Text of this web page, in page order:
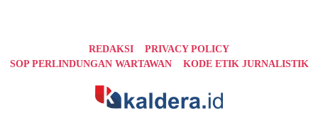
REDAKSI
PRIVACY POLICY
SOP PERLINDUNGAN WARTAWAN
KODE ETIK JURNALISTIK